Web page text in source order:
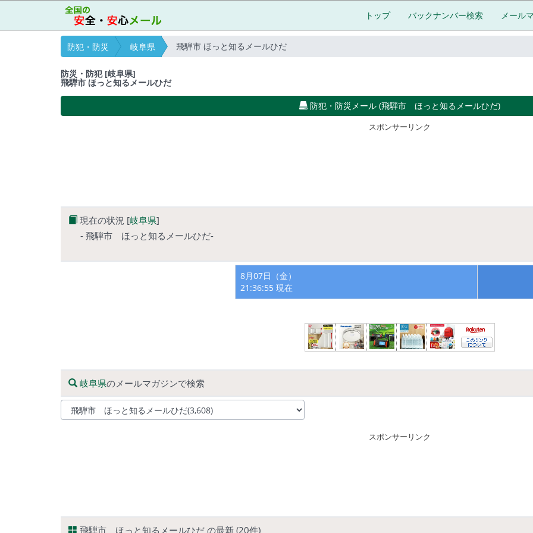
トップ バックナンバー検索 メール
防犯・防災 岐阜県 飛騨市 ほっと知るメールひだ
防災・防犯 [岐阜県]
飛騨市 ほっと知るメールひだ
防犯・防災メール (飛騨市 ほっと知るメールひだ)
スポンサーリンク
現在の状況 [岐阜県]
- 飛騨市 ほっと知るメールひだ-
8月07日（金）
21:36:55 現在
岐阜県のメールマガジンで検索
スポンサーリンク
飛騨市 ほっと知るメールひだ の最新 (20件)